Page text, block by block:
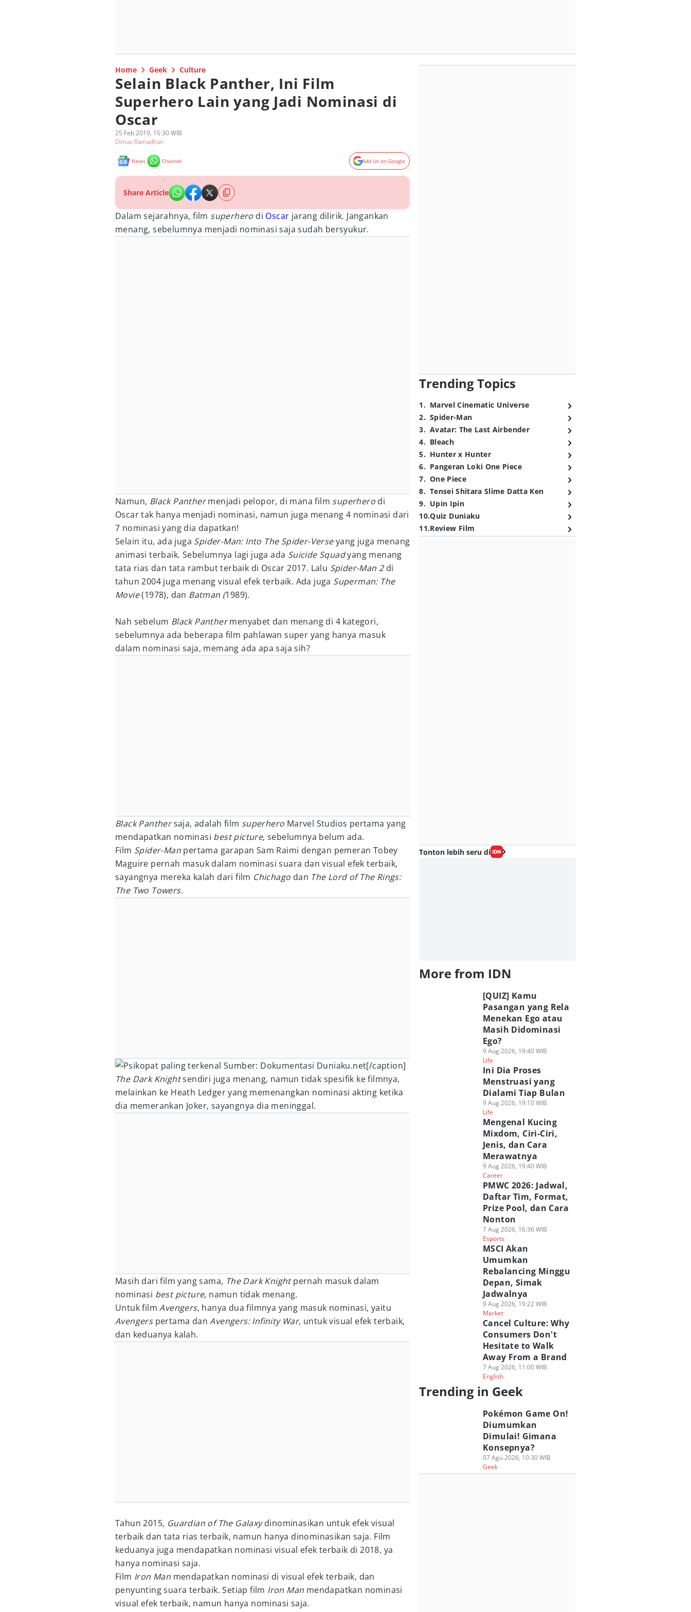
Home Geek Culture
Selain Black Panther, Ini Film
Superhero Lain yang Jadi Nominasi di
Oscar
25 Feb 2019, 15:30 WIB
Dimas Ramadhan
News Channel Add Us on Google
Share Article
Dalam sejarahnya, film superhero di Oscar jarang dilirik. Jangankan
menang, sebelumnya menjadi nominasi saja sudah bersyukur.
Namun, Black Panthermenjadi pelopor, di mana film superhero di
Oscar tak hanya menjadi nominasi, namun juga menang 4 nominasi dari
7 nominasi yang dia dapatkan!
Selain itu, ada juga Spider-Man: Into The Spider-Verseyang juga menang
animasi terbaik. Sebelumnya lagi juga ada Suicide Squadyang menang
tata rias dan tata rambut terbaik di Oscar 2017. Lalu Spider-Man 2 di
tahun 2004 juga menang visual efek terbaik. Ada juga Superman: The
Movie(1978), dan Batman (1989).
Nah sebelum Black Panthermenyabet dan menang di 4 kategori,
sebelumnya ada beberapa film pahlawan super yang hanya masuk
dalam nominasi saja, memang ada apa saja sih?
Black Panthersaja, adalah film superhero Marvel Studios pertama yang
mendapatkan nominasi best picture, sebelumnya belum ada.
Film Spider-Man pertama garapan Sam Raimi dengan pemeran Tobey
Maguire pernah masuk dalam nominasi suara dan visual efek terbaik,
sayangnya mereka kalah dari film Chichago dan The Lord of The Rings:
The Two Towers.
Sumber: Dokumentasi Duniaku.net[/caption]
The Dark Knightsendiri juga menang, namun tidak spesifik ke filmnya,
melainkan ke Heath Ledger yang memenangkan nominasi akting ketika
dia memerankan Joker, sayangnya dia meninggal.
Masih dari film yang sama, The Dark Knightpernah masuk dalam
nominasi best picture, namun tidak menang.
Untuk filmAvengers, hanya dua filmnya yang masuk nominasi, yaitu
Avengers pertama danAvengers: Infinity War, untuk visual efek terbaik,
dan keduanya kalah.
Tahun 2015, Guardian of The Galaxydinominasikan untuk efek visual
terbaik dan tata rias terbaik, namun hanya dinominasikan saja. Film
keduanya juga mendapatkan nominasi visual efek terbaik di 2018, ya
hanya nominasi saja.
Film Iron Man mendapatkan nominasi di visual efek terbaik, dan
penyunting suara terbaik. Setiap film Iron Man mendapatkan nominasi
visual efek terbaik, namun hanya nominasi saja.
Trending Topics
1. Marvel Cinematic Universe
2. Spider-Man
3. Avatar: The Last Airbender
4. Bleach
5. Hunter x Hunter
6. Pangeran Loki One Piece
7. One Piece
8. Tensei Shitara Slime Datta Ken
9. Upin Ipin
10.Quiz Duniaku
11.Review Film
Tonton lebih seru di
More from IDN
[QUIZ] Kamu
Pasangan yang Rela
Menekan Ego atau
Masih Didominasi
Ego?
9 Aug 2026, 19:40 WIB
Life
Ini Dia Proses
Menstruasi yang
Dialami Tiap Bulan
9 Aug 2026, 19:10 WIB
Life
Mengenal Kucing
Mixdom, Ciri-Ciri,
Jenis, dan Cara
Merawatnya
9 Aug 2026, 19:40 WIB
Career
PMWC 2026: Jadwal,
Daftar Tim, Format,
Prize Pool, dan Cara
Nonton
7 Aug 2026, 16:36 WIB
Esports
MSCI Akan
Umumkan
Rebalancing Minggu
Depan, Simak
Jadwalnya
9 Aug 2026, 19:22 WIB
Market
Cancel Culture: Why
Consumers Don't
Hesitate to Walk
Away From a Brand
7 Aug 2026, 11:00 WIB
English
Trending in Geek
Pokémon Game On!
Diumumkan
Dimulai! Gimana
Konsepnya?
07 Agu 2026, 10:30 WIB
Geek